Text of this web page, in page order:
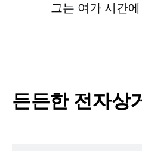
그는 여가 시간
든든한 전자상